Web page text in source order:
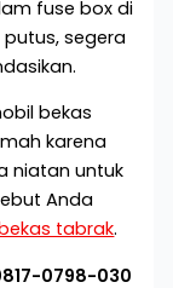
fuse box di
segera
bekas
karena
niatan untuk
Anda
tabrak.
0798-030